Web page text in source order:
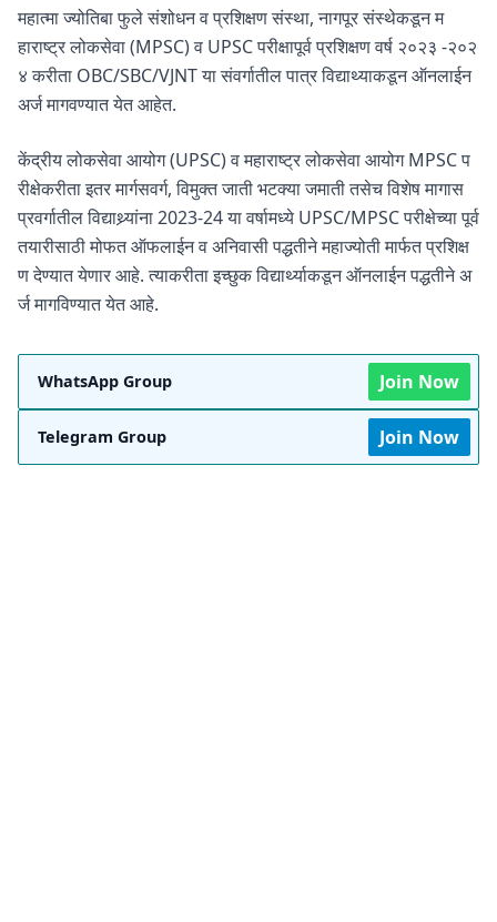
महात्मा ज्योतिबा फुले संशोधन व प्रशिक्षण संस्था, नागपूर संस्थेकडून म
हाराष्ट्र लोकसेवा (MPSC) व UPSC परीक्षापूर्व प्रशिक्षण वर्ष २०२३ -२०२
४ करीता OBC/SBC/VJNT या संवर्गातील पात्र विद्याथ्याकडून ऑनलाईन
अर्ज मागवण्यात येत आहेत.
केंद्रीय लोकसेवा आयोग (UPSC) व महाराष्ट्र लोकसेवा आयोग MPSC प
रीक्षेकरीता इतर मार्गसवर्ग, विमुक्त जाती भटक्या जमाती तसेच विशेष मागास
प्रवर्गातील विद्याथ्र्यांना 2023-24 या वर्षामध्ये UPSC/MPSC परीक्षेच्या पूर्व
तयारीसाठी मोफत ऑफलाईन व अनिवासी पद्धतीने महाज्योती मार्फत प्रशिक्ष
ण देण्यात येणार आहे. त्याकरीता इच्छुक विद्यार्थ्याकडून ऑनलाईन पद्धतीने अ
र्ज मागविण्यात येत आहे.
WhatsApp Group Join Now
Telegram Group Join Now